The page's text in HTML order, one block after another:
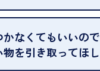
限り有効です。
々変動するため、翌日
ざいます。
なくてもいいの
を引き取ってほ